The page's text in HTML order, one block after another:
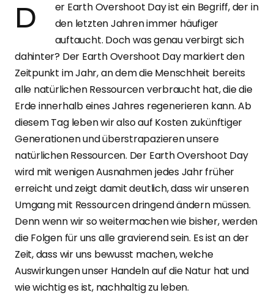
Der Earth Overshoot Day ist ein Begriff, der in
den letzten Jahren immer häufiger
auftaucht. Doch was genau verbirgt sich
dahinter? Der Earth Overshoot Day markiert den
Zeitpunkt im Jahr, an dem die Menschheit bereits
alle natürlichen Ressourcen verbraucht hat, die die
Erde innerhalb eines Jahres regenerieren kann. Ab
diesem Tag leben wir also auf Kosten zukünftiger
Generationen und überstrapazieren unsere
natürlichen Ressourcen. Der Earth Overshoot Day
wird mit wenigen Ausnahmen jedes Jahr früher
erreicht und zeigt damit deutlich, dass wir unseren
Umgang mit Ressourcen dringend ändern müssen.
Denn wenn wir so weitermachen wie bisher, werden
die Folgen für uns alle gravierend sein. Es ist an der
Zeit, dass wir uns bewusst machen, welche
Auswirkungen unser Handeln auf die Natur hat und
wie wichtig es ist, nachhaltig zu leben.